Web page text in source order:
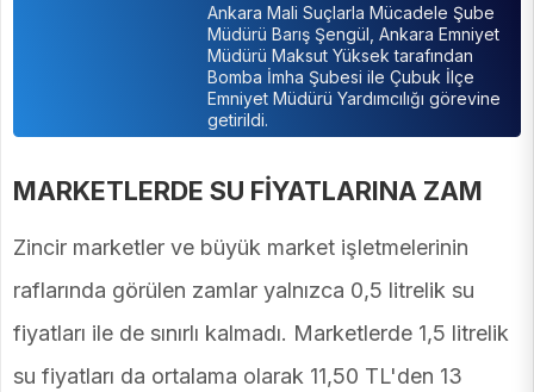
Ankara Mali Suçlarla Mücadele Şube
Müdürü Barış Şengül, Ankara Emniyet
Müdürü Maksut Yüksek tarafından
Bomba İmha Şubesi ile Çubuk İlçe
Emniyet Müdürü Yardımcılığı görevine
getirildi.
MARKETLERDE SU FİYATLARINA ZAM
Zincir marketler ve büyük market işletmelerinin
raflarında görülen zamlar yalnızca 0,5 litrelik su
fiyatları ile de sınırlı kalmadı. Marketlerde 1,5 litrelik
su fiyatları da ortalama olarak 11,50 TL'den 13